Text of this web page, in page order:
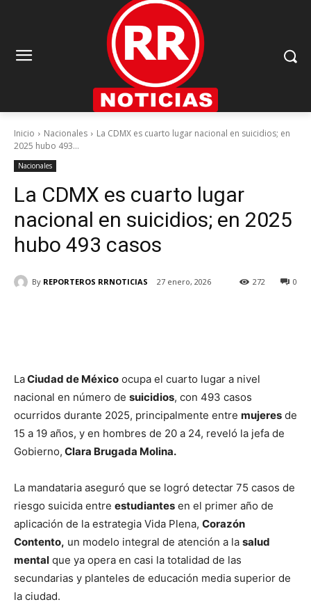
Inicio Nacionales
La CDMX es cuarto lugar nacional en suicidios; en
2025 hubo 493...
Nacionales
La CDMX es cuarto lugar
nacional en suicidios; en 2025
hubo 493 casos
By REPORTEROS RRNOTICIAS 27 enero, 2026 0
272
LaCiudad de México ocupa el cuarto lugar a nivel
nacional en número de suicidios, con 493 casos
ocurridos durante 2025, principalmente entre mujeres de
15 a 19 años, y en hombres de 20 a 24, reveló la jefa de
Gobierno, Clara Brugada Molina.
La mandataria aseguró que se logró detectar 75 casos de
riesgo suicida entre estudiantes en el primer año de
aplicación de la estrategia Vida Plena, Corazón
Contento, un modelo integral de atención a la salud
mental que ya opera en casi la totalidad de las
secundarias y planteles de educación media superior de
la ciudad.